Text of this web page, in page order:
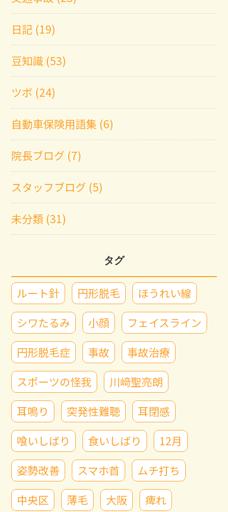
日記 (19)
豆知識 (53)
ツボ (24)
自動車保険用語集 (6)
院長ブログ (7)
スタッフブログ (5)
未分類 (31)
タグ
ルート針 円形脱毛
ほうれい線
シワたるみ
小顔
フェイスライン
円形脱毛症
事故
事故治療
スポーツの怪我
川﨑聖亮朗
耳鳴り
突発性難聴
耳閉感
喰いしばり
食いしばり
12月
姿勢改善
スマホ首
ムチ打ち
中央区
薄毛 大阪
痺れ